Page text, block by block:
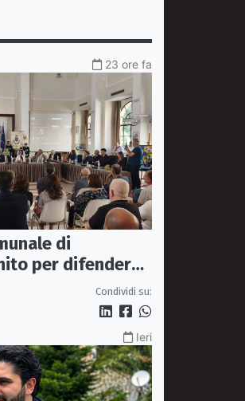
23 ore fa
di
per difendere
Condividi su:
Ieri